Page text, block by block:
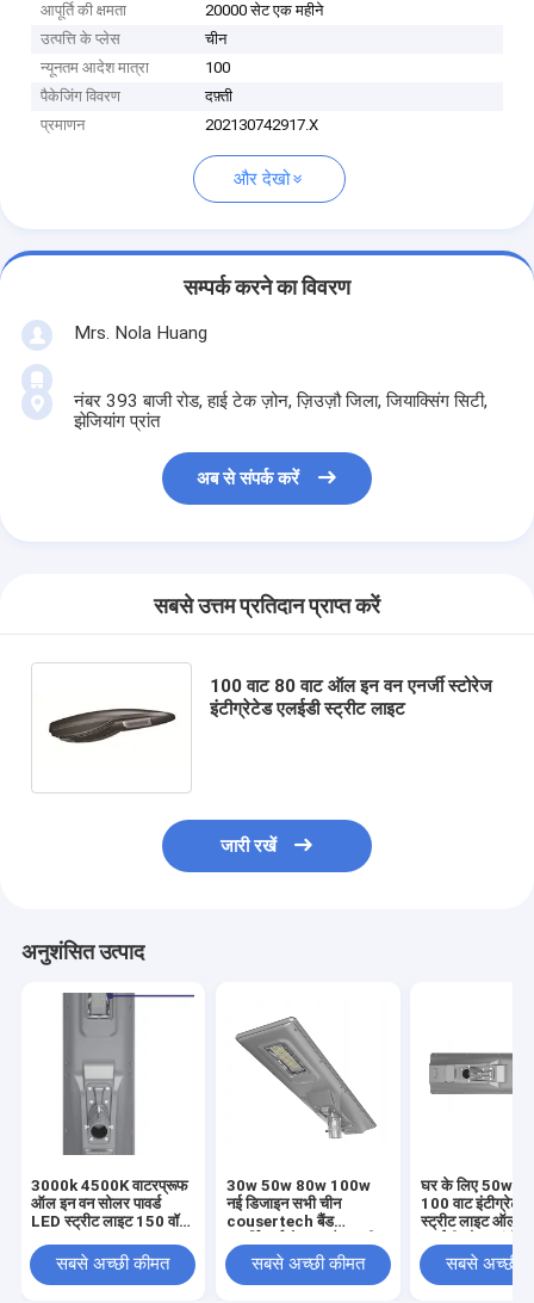
आपूर्ति की क्षमता
20000 सेट एक महीने
उत्पत्ति के प्लेस
चीन
न्यूनतम आदेश मात्रा
100
पैकेजिंग विवरण
दफ़्ती
प्रमाणन
202130742917.X
और देखो
सम्पर्क करने का विवरण
Mrs. Nola Huang
नंबर 393 बाजी रोड, हाई टेक ज़ोन, ज़िउज़ौ जिला, जियाक्सिंग सिटी,
झेजियांग प्रांत
अब से संपर्क करें
सबसे उत्तम प्रतिदान प्राप्त करें
100 वाट 80 वाट ऑल इन वन एनर्जी स्टोरेज
इंटीग्रेटेड एलईडी स्ट्रीट लाइट
जारी रखें
अनुशंसित उत्पाद
3000k 4500K वाटरप्रूफ
ऑल इन वन सोलर पावर्ड
LED स्ट्रीट लाइट 150 वॉट
सबसे अच्छी कीमत
30w 50w 80w 100w
नई डिजाइन सभी चीन
cousertech बैंड
लाइट मेंसबसे अच्छी कीमत
घर के लिए 50w
100 वाट इंटीग्रेटेड
स्ट्रीट लाइट ऑल
135lm/w
सबसे अच्छी